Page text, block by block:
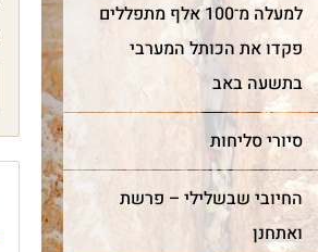
למעלה מ־100 אלף מתפללים
פקדו את הכותל המערבי
בתשעה באב
סיורי סליחות
החיובי שבשלילי – פרשת
ואתחנן